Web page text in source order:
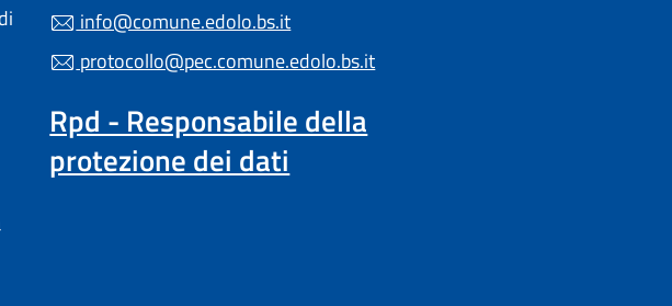
info@comune.edolo.bs.it
protocollo@pec.comune.edolo.bs.it
Rpd - Responsabile della
protezione dei dati